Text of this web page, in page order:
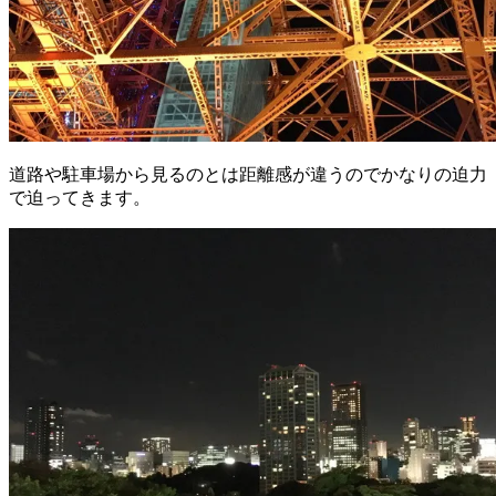
道路や駐車場から見るのとは距離感が違うのでかなりの迫力
で迫ってきます。